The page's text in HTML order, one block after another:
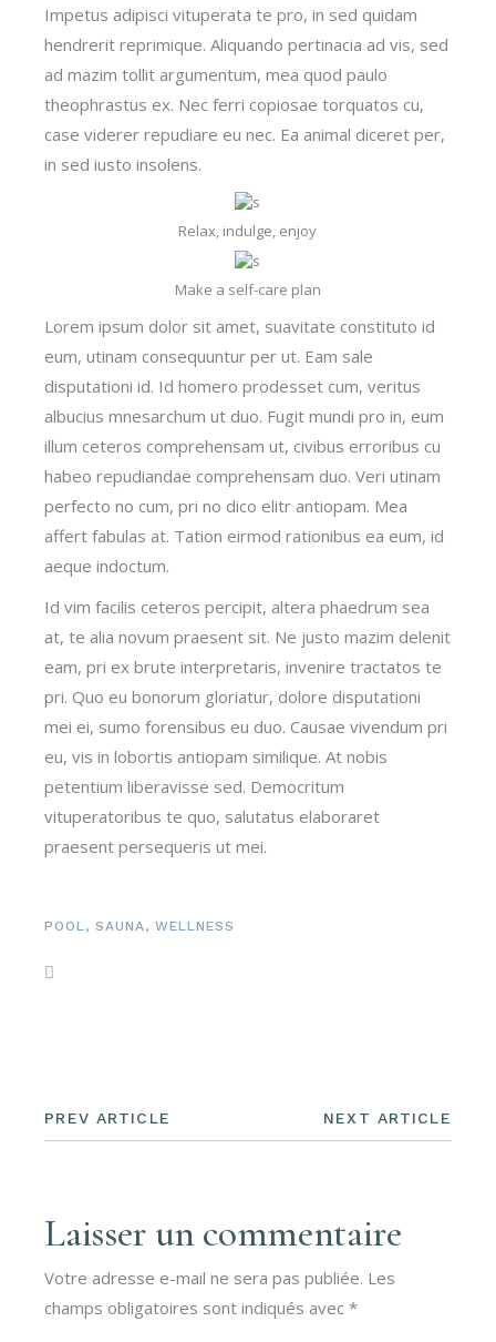
Impetus adipisci vituperata te pro, in sed quidam
hendrerit reprimique. Aliquando pertinacia ad vis, sed
ad mazim tollit argumentum, mea quod paulo
theophrastus ex. Nec ferri copiosae torquatos cu,
case viderer repudiare eu nec. Ea animal diceret per,
in sed iusto insolens.
Relax, indulge, enjoy
Make a self-care plan
Lorem ipsum dolor sit amet, suavitate constituto id
eum, utinam consequuntur per ut. Eam sale
disputationi id. Id homero prodesset cum, veritus
albucius mnesarchum ut duo. Fugit mundi pro in, eum
illum ceteros comprehensam ut, civibus erroribus cu
habeo repudiandae comprehensam duo. Veri utinam
perfecto no cum, pri no dico elitr antiopam. Mea
affert fabulas at. Tation eirmod rationibus ea eum, id
aeque indoctum.
Id vim facilis ceteros percipit, altera phaedrum sea
at, te alia novum praesent sit. Ne justo mazim delenit
eam, pri ex brute interpretaris, invenire tractatos te
pri. Quo eu bonorum gloriatur, dolore disputationi
mei ei, sumo forensibus eu duo. Causae vivendum pri
eu, vis in lobortis antiopam similique. At nobis
petentium liberavisse sed. Democritum
vituperatoribus te quo, salutatus elaboraret
praesent persequeris ut mei.
POOL,SAUNA, WELLNESS
PREV ARTICLE NEXT ARTICLE
Laisser un commentaire
Votre adresse e-mail ne sera pas publiée. Les
champs obligatoires sont indiqués avec*